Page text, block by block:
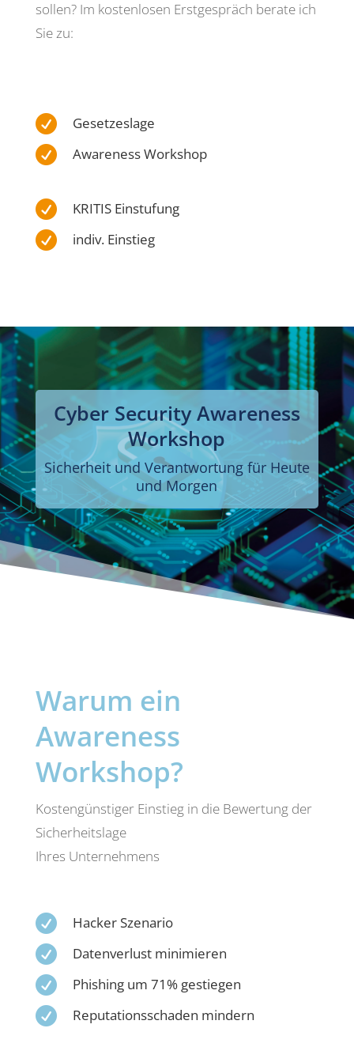
sollen? Im kostenlosen Erstgespräch berate ich
Sie zu:
 Gesetzeslage
 Awareness Workshop
 KRITIS Einstufung
 indiv. Einstieg
Cyber Security Awareness
Workshop
Sicherheit und Verantwortung für Heute
und Morgen
Warum ein
Awareness
Workshop?
Kostengünstiger Einstieg in die Bewertung der
Sicherheitslage
Ihres Unternehmens
 Hacker Szenario
 Datenverlust minimieren
 Phishing um 71% gestiegen
 Reputationsschaden mindern